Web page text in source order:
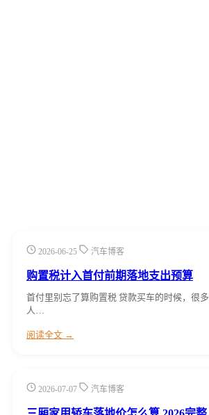
2026-06-25 汽车博客
购置税计入首付前期落地支出预算
首付里别忘了算购置税 贷款买车的时候，很多
人…
阅读全文 →
2026-07-07 汽车博客